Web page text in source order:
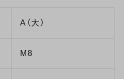
A（大）
M8